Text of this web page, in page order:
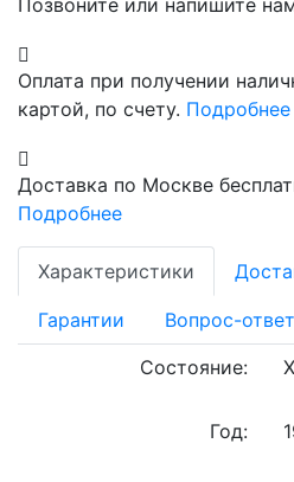
Позвоните или напишите
Оплата при получении
картой, по счету. Подробнее
Доставка по Москве
Подробнее
Характеристики
Гарантии
Вопрос-ответ
Состояние:
Год: